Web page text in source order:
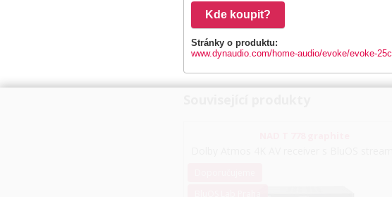
Kde koupit?
Stránky o produktu:
www.dynaudio.com/home-audio/evoke/evoke-25c